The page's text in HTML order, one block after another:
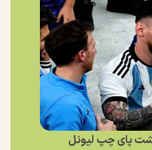
پای چپ لیونل